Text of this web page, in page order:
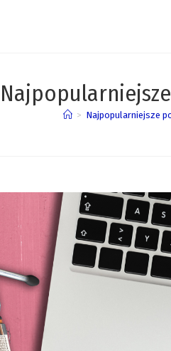
> Najpopularniejsze